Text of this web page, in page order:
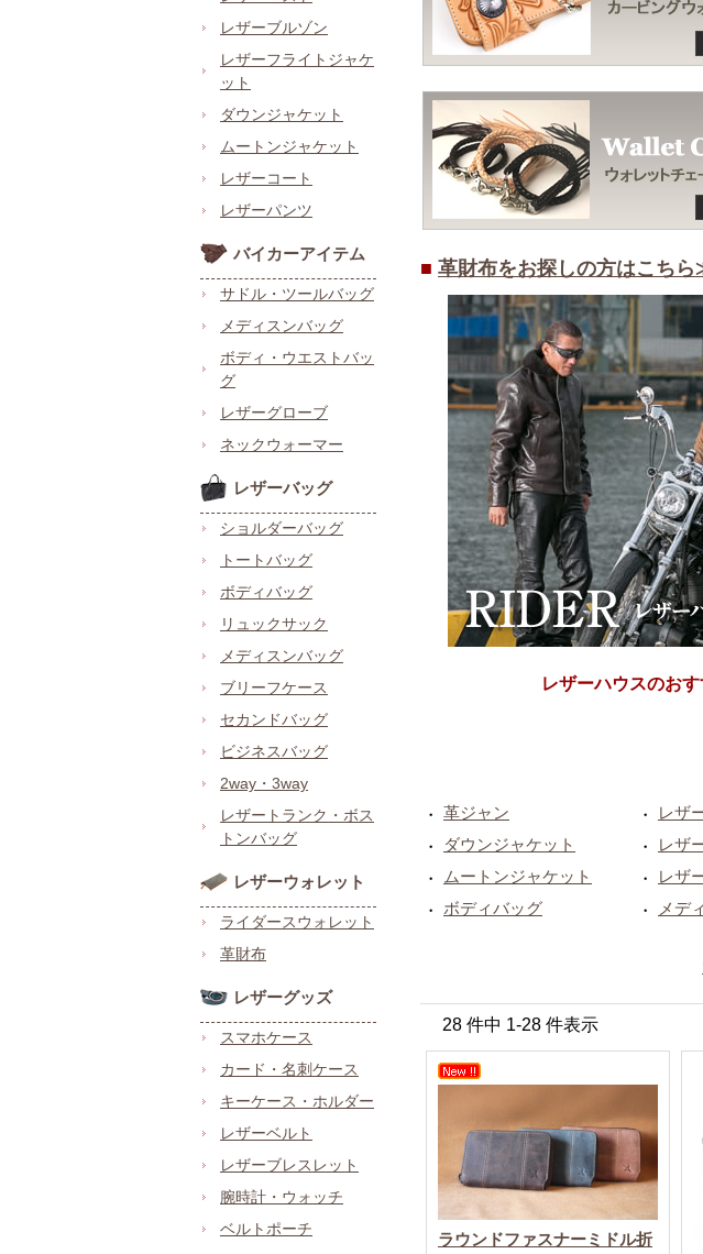
レザーブルゾン
レザーフライトジャケ
ット
ダウンジャケット
ムートンジャケット
レザーコート
レザーパンツ
バイカーアイテム
サドル・ツールバッグ
メディスンバッグ
ボディ・ウエストバッ
グ
レザーグローブ
ネックウォーマー
レザーバッグ
ショルダーバッグ
トートバッグ
ボディバッグ
リュックサック
メディスンバッグ
ブリーフケース
セカンドバッグ
ビジネスバッグ
2way・3way
レザートランク・ボス
トンバッグ
レザーウォレット
ライダースウォレット
革財布
レザーグッズ
スマホケース
カード・名刺ケース
キーケース・ホルダー
レザーベルト
レザーブレスレット
腕時計・ウォッチ
ベルトポーチ
■ 革財布をお探しの方はこち
レザーハウスのお
・ 革ジャン ・ レザ
・
ダウンジャケット ・ レザ
・
ムートンジャケット ・ レザ
・
ボディバッグ ・ メデ
28 件中 1-28 件表示
ラウンドファスナーミドル折